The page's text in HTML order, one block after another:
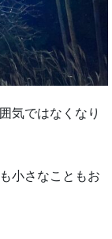
気ではなくなり
小さなこともお